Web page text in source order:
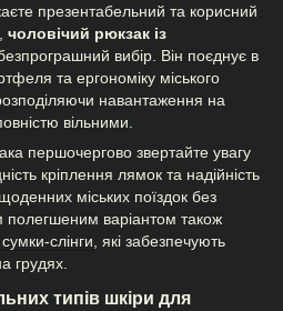
презентабельний та корисний
чоловічий рюкзак із
вибір. Він поєднує в
та ергономіку міського
навантаження на
вільними.
першочергово звертайте увагу
кріплення лямок та надійність
міських поїздок без
полегшеним варіантом також
сумки-слінги, які забезпечують
грудях.
типів шкіри для